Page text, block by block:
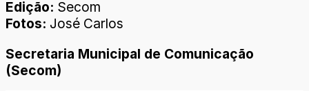
Edição: Secom
Fotos: José Carlos
Secretaria Municipal de Comunicação
(Secom)